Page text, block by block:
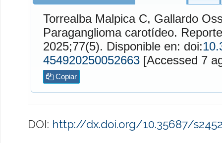
Torrealba MalpicaC, Gallardo
Paraganglioma carotídeo.
2025;77(5). Disponible en: doi:
454920250052663
Copiar
DOI: http://dx.doi.org/10.35687/